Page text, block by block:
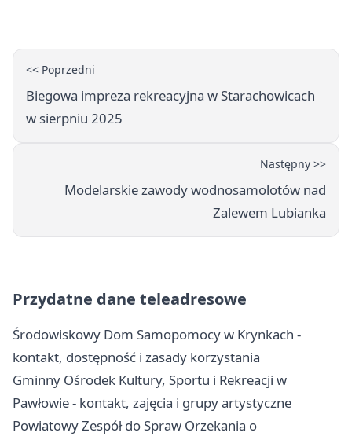
<< Poprzedni
Biegowa impreza rekreacyjna w Starachowicach
w sierpniu 2025
Następny >>
Modelarskie zawody wodnosamolotów nad
Zalewem Lubianka
Przydatne dane teleadresowe
Środowiskowy Dom Samopomocy w Krynkach -
kontakt, dostępność i zasady korzystania
Gminny Ośrodek Kultury, Sportu i Rekreacji w
Pawłowie - kontakt, zajęcia i grupy artystyczne
Powiatowy Zespół do Spraw Orzekania o